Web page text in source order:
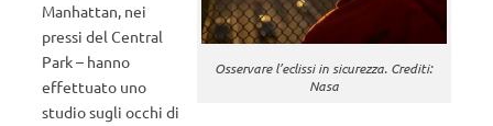
Osservare l’eclissi in sicurezza. Crediti:
Nasa
Manhattan, nei
pressi del Central
Park – hanno
effettuato uno
studio sugli occhi di